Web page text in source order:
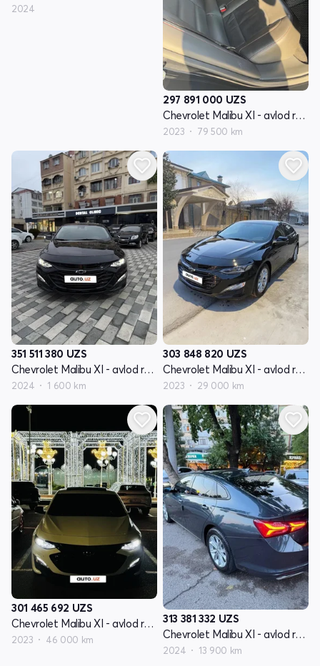
2024
297 891 000 UZS
Chevrolet Malibu XI - avlod restyling
2023 79 500 km
351 511 380 UZS
Chevrolet Malibu XI - avlod restyling
2024 1 600 km
303 848 820 UZS
Chevrolet Malibu XI - avlod restyling
2023 29 000 km
301 465 692 UZS
Chevrolet Malibu XI - avlod restyling
2023 46 000 km
313 381 332 UZS
Chevrolet Malibu XI - avlod restyling
2024 13 900 km